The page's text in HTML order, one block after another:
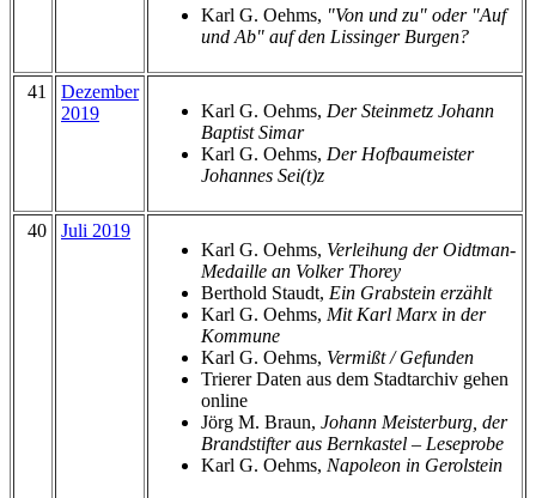
Karl G. Oehms, "Von und zu" oder "Auf
und Ab" auf den Lissinger Burgen?
41
Dezember
2019
Karl G. Oehms, Der Steinmetz Johann
Baptist Simar
Karl G. Oehms, Der Hofbaumeister
Johannes Sei(t)z
40
Juli 2019
Karl G. Oehms, Verleihung der Oidtman-
Medaille an Volker Thorey
Berthold Staudt, Ein Grabstein erzählt
Karl G. Oehms, Mit Karl Marx in der
Kommune
Karl G. Oehms, Vermißt / Gefunden
Trierer Daten aus dem Stadtarchiv gehen
online
Jörg M. Braun, Johann Meisterburg, der
Brandstifter aus Bernkastel – Leseprobe
Karl G. Oehms, Napoleon in Gerolstein